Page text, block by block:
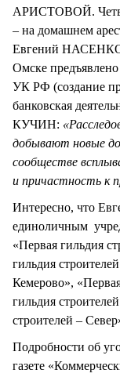
АРИСТОВОЙ.
– на домашнем
Евгений
Омске
УК РФ (создание
банковская
КУЧИН:
добывают новые
сообществе
и причастность к
Интересно, что
единоличным
«Первая гильдия
гильдия
Кемерово»,
гильдия
строителей –
Подробности об
газете